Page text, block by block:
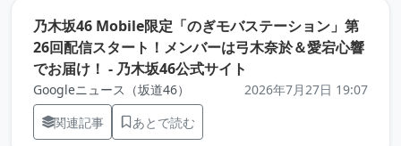
乃木坂46 Mobile限定「のぎモバステーション」第
26回配信スタート！メンバーは弓木奈於＆愛宕心響
でお届け！ - 乃木坂46公式サイト
Googleニュース（坂道46）
2026年7月27日 19:07
関連記事
あとで読む